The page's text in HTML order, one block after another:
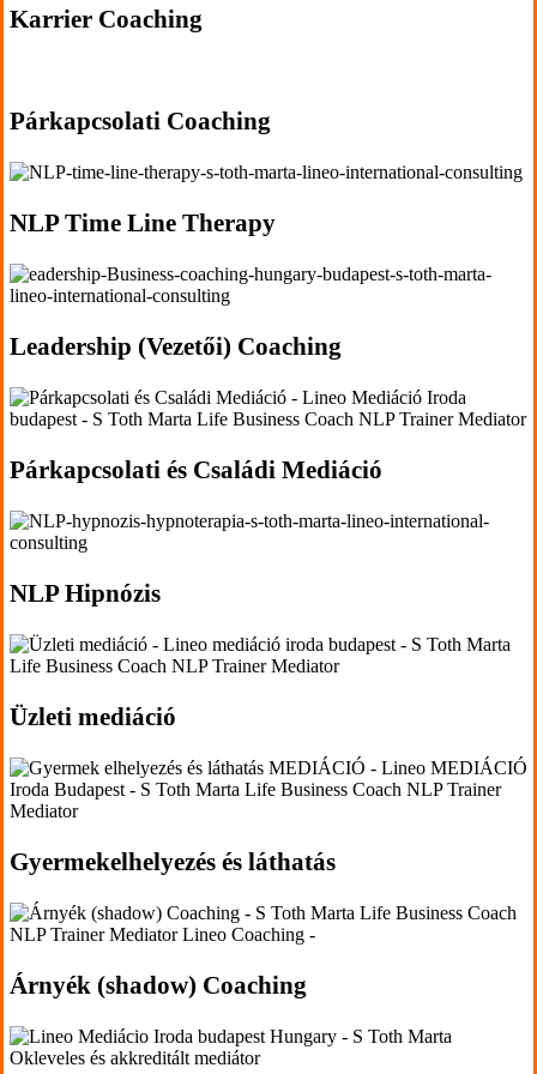
'.get_the_title().'
Karrier Coaching
'.get_the_title().'
Párkapcsolati Coaching
'.get_the_title().'
NLP Time Line Therapy
'.get_the_title().'
Leadership (Vezetői) Coaching
'.get_the_title().'
Párkapcsolati és Családi Mediáció
'.get_the_title().'
NLP Hipnózis
'.get_the_title().'
Üzleti mediáció
'.get_the_title().'
Gyermekelhelyezés és láthatás
'.get_the_title().'
Árnyék (shadow) Coaching